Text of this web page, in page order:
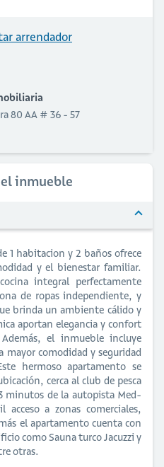
arrendador
80 AA # 36 - 57
inmueble
1 habitacion y 2 baños ofrece
y el bienestar familiar.
integral perfectamente
de ropas independiente, y
brinda un ambiente cálido y
aportan elegancia y confort
el inmueble incluye
mayor comodidad y seguridad
hermoso apartamento se
cerca al club de pesca
minutos de la autopista Med-
a zonas comerciales,
el apartamento cuenta con
como Sauna turco Jacuzzi y
otras.